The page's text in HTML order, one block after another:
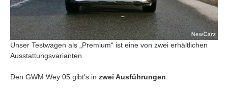
Unser Testwagen als „Premium“ ist eine von zwei erhältlichen
Ausstattungsvarianten.
Den GWM Wey 05 gibt’s in zwei Ausführungen: